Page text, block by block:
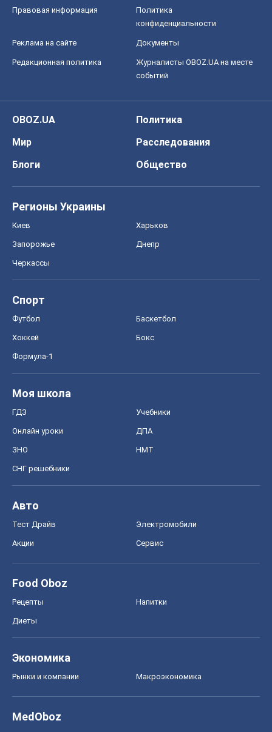
Правовая информация
Политика
конфиденциальности
Реклама на сайте Документы
Редакционная политика
Журналисты OBOZ.UA на месте
событий
OBOZ.UA
Политика
Мир
Расследования
Блоги
Общество
Регионы Украины
Киев Харьков
Запорожье Днепр
Черкассы
Спорт
Футбол Баскетбол
Хоккей Бокс
Формула-1
Моя школа
ГДЗ Учебники
Онлайн уроки ДПА
ЗНО НМТ
СНГ решебники
Авто
Тест Драйв Электромобили
Акции Сервис
Food Oboz
Рецепты Напитки
Диеты
Экономика
Рынки и компании Mакроэкономика
MedOboz